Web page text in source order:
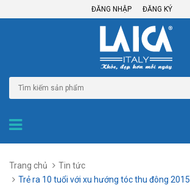
ĐĂNG NHẬP ĐĂNG KÝ
Trang chủ
Tin tức
Trẻ ra 10 tuổi với xu hướng tóc thu đông 2015